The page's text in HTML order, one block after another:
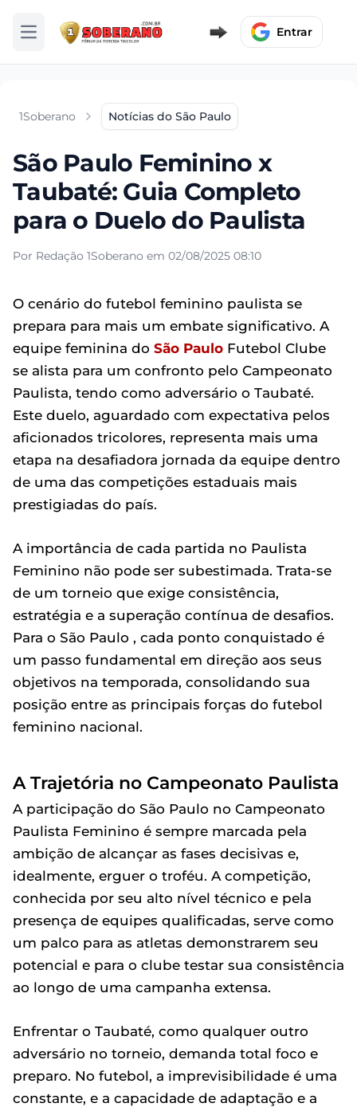
Abrir menu Entrar
1Soberano Notícias do São Paulo
São Paulo Feminino x
Taubaté: Guia Completo
para o Duelo do Paulista
Por Redação 1Soberano em 02/08/2025 08:10
O cenário do futebol feminino paulista se
prepara para mais um embate significativo. A
equipe feminina do São Paulo Futebol Clube
se alista para um confronto pelo Campeonato
Paulista, tendo como adversário o Taubaté.
Este duelo, aguardado com expectativa pelos
aficionados tricolores, representa mais uma
etapa na desafiadora jornada da equipe dentro
de uma das competições estaduais mais
prestigiadas do país.
A importância de cada partida no Paulista
Feminino não pode ser subestimada. Trata-se
de um torneio que exige consistência,
estratégia e a superação contínua de desafios.
Para o São Paulo , cada ponto conquistado é
um passo fundamental em direção aos seus
objetivos na temporada, consolidando sua
posição entre as principais forças do futebol
feminino nacional.
A Trajetória no Campeonato Paulista
A participação do São Paulo no Campeonato
Paulista Feminino é sempre marcada pela
ambição de alcançar as fases decisivas e,
idealmente, erguer o troféu. A competição,
conhecida por seu alto nível técnico e pela
presença de equipes qualificadas, serve como
um palco para as atletas demonstrarem seu
potencial e para o clube testar sua consistência
ao longo de uma campanha extensa.
Enfrentar o Taubaté, como qualquer outro
adversário no torneio, demanda total foco e
preparo. No futebol, a imprevisibilidade é uma
constante, e a capacidade de adaptação e a